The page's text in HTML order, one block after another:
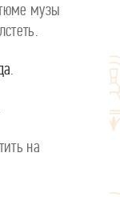
музы
.
на